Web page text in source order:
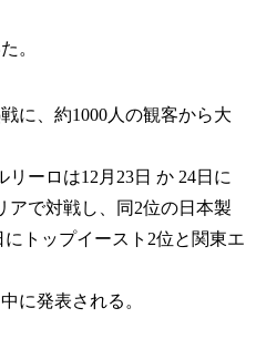
。
に、約1000人の観客から大
ーロは12月23日 か 24日に
アで対戦し、同2位の日本製
トップイースト2位と関東エ
に発表される。